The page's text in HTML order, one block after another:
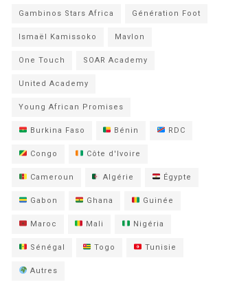
Gambinos Stars Africa Génération Foot
Ismaël Kamissoko Mavlon
One Touch SOAR Academy
United Academy
Young African Promises
Burkina Faso Bénin RDC
Congo Côte d'Ivoire
Cameroun Algérie Égypte
Gabon Ghana Guinée
Maroc Mali Nigéria
Sénégal Togo Tunisie
Autres